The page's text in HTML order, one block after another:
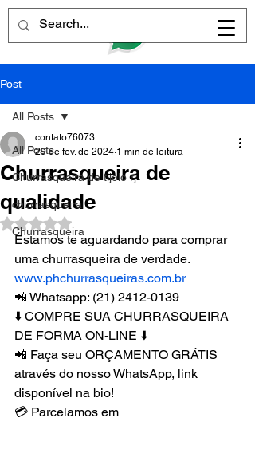
Post
All Posts
Churrasqueira de tijolo rj
churrasqueira
Churrasqueira
All Posts
Churrasqueira de
qualidade
contato76073
29 de fev. de 2024 1 min de leitura
Avaliado com NaN de 5 estrelas.
Estamos te aguardando para comprar
uma churrasqueira de verdade.
www.phchurrasqueiras.com.br
📲 Whatsapp: (21) 2412-0139
⬇️ COMPRE SUA CHURRASQUEIRA
DE FORMA ON-LINE ⬇️
📲 Faça seu ORÇAMENTO GRÁTIS
através do nosso WhatsApp, link
disponível na bio!
💳 Parcelamos em